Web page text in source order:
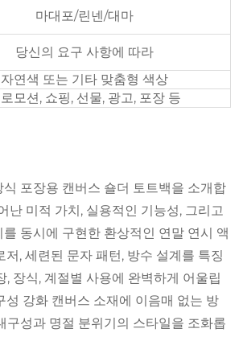
마대포/린넨/대마
당신의 요구 사항에 따라
자연색 또는 기타 맞춤형 색상
모션, 쇼핑, 선물, 광고, 포장 등
식 포장용 캔버스 숄더 토트백을 소개합
난 미적 가치, 실용적인 기능성, 그리고
동시에 구현한 환상적인 연말 연시 액
저, 세련된 문자 패턴, 방수 설계를 특징
, 장식, 계절별 사용에 완벽하게 어울립
성 강화 캔버스 소재에 이음매 없는 방
구성과 명절 분위기의 스타일을 조화롭